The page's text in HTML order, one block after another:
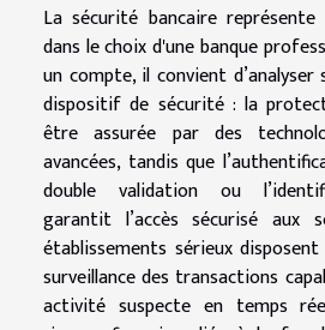
La sécurité bancaire
dans le choix d'une banque
un compte, il convient d’analyser
dispositif de sécurité : la
être assurée par des
avancées, tandis que
double validation ou
garantit l’accès sécurisé aux
établissements sérieux
surveillance des transactions
activité suspecte en temps